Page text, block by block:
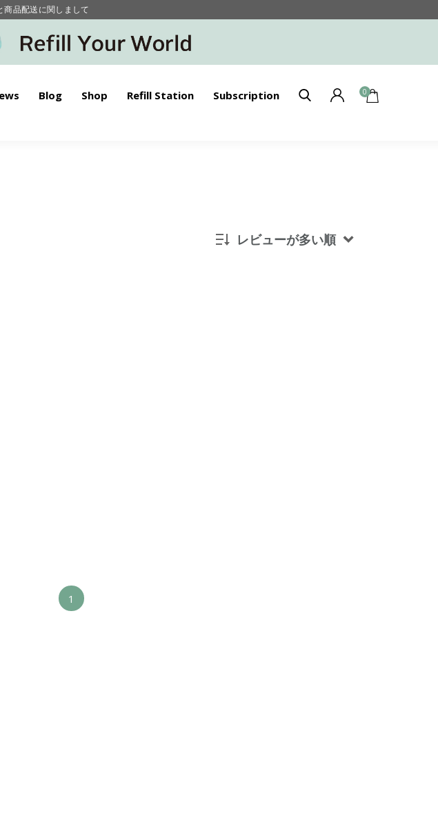
商品配送に関しまして
イントアップデー”
Blog Shop Refill Station Subscription 0
レビューが多い順
1